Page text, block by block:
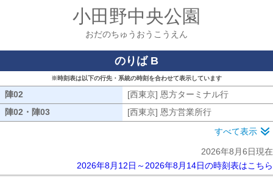
小田野中央公園
おだのちゅうおうこうえん
のりば B
※時刻表は以下の行先・系統の時刻を合わせて表示しています
陣02 [西東京] 恩方ターミナル行
陣02・陣03
[西東京] 恩方営業所行
すべて表示
2026年8月6日現在
2026年8月12日～2026年8月14日の時刻表はこちら